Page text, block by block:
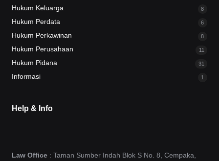
Hukum Keluarga 8
Hukum Perdata 6
Hukum Perkawinan 8
Hukum Perusahaan 11
Hukum Pidana 31
Informasi 1
Help & Info
Law Office : Taman Sumber Indah Blok S No. 8, Cempaka,